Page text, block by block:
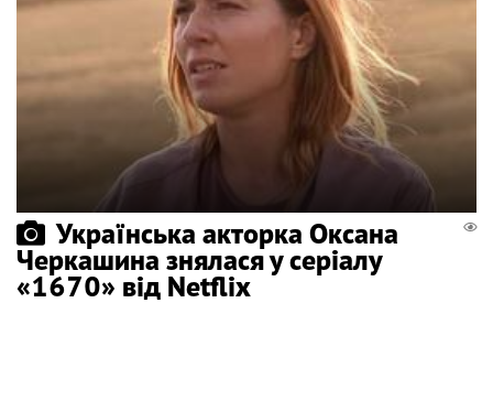
Українська акторка Оксана
Черкашина знялася у серіалу
«1670» від Netflix